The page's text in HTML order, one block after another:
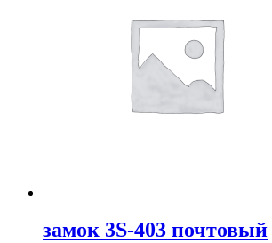
замок 3S-403 почтовый